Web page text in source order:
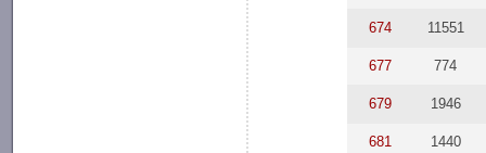
674 11551
677 774
679 1946
681 1440